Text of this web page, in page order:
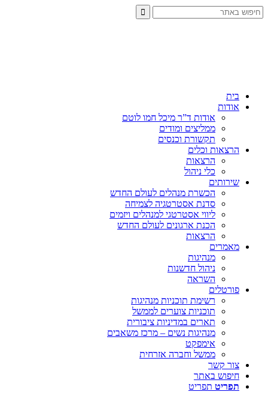
בית
אודות
אודות ד”ר מיכל חמו לוטם
ממליצים ומודים
תקשורת וכנסים
הרצאות וכלים
הרצאות
כלי ניהול
שירותים
הכשרת מנהלים לעולם החדש
סדנת אסטרטגיה לצמיחה
ליווי אסטרטגי למנהלים ויזמים
הכנת ארגונים לעולם החדש
הרצאות
מאמרים
מנהיגות
ניהול חדשנות
השראה
פורטלים
רשימת תוכניות מנהיגות
תוכניות צוערים לממשל
תארים במדיניות ציבורית
מנהיגות נשים – מרכז משאבים
אימפקט
ממשל וחברה אזרחית
צור קשר
חיפוש באתר
תפריט תפריט